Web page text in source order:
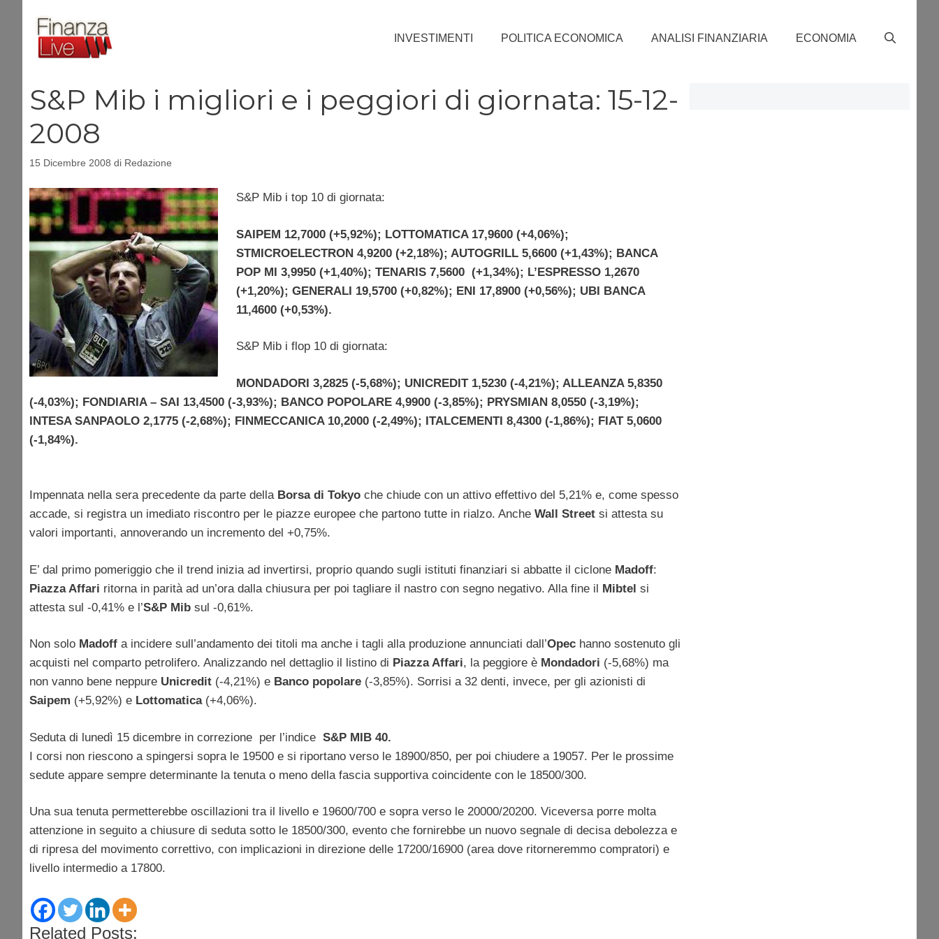
contenuto
INVESTIMENTI POLITICA ECONOMICA ANALISI FINANZIARIA ECONOMIA
S&P Mib i migliori e i peggiori di giornata: 15-12-
2008
15 Dicembre 2008 di Redazione
S&P Mib i top 10 di giornata:
SAIPEM 12,7000 (+5,92%); LOTTOMATICA 17,9600 (+4,06%);
STMICROELECTRON 4,9200 (+2,18%); AUTOGRILL 5,6600 (+1,43%); BANCA
POP MI 3,9950 (+1,40%); TENARIS 7,5600 (+1,34%); L’ESPRESSO 1,2670
(+1,20%); GENERALI 19,5700 (+0,82%); ENI 17,8900 (+0,56%); UBI BANCA
11,4600 (+0,53%).
S&P Mib i flop 10 di giornata:
MONDADORI 3,2825 (-5,68%); UNICREDIT 1,5230 (-4,21%); ALLEANZA 5,8350
(-4,03%); FONDIARIA – SAI 13,4500 (-3,93%); BANCO POPOLARE 4,9900 (-3,85%); PRYSMIAN 8,0550 (-3,19%);
INTESA SANPAOLO 2,1775 (-2,68%); FINMECCANICA 10,2000 (-2,49%); ITALCEMENTI 8,4300 (-1,86%); FIAT 5,0600
(-1,84%).
Impennata nella sera precedente da parte della Borsa di Tokyo che chiude con un attivo effettivo del 5,21% e, come spesso
accade, si registra un imediato riscontro per le piazze europee che partono tutte in rialzo. Anche Wall Street si attesta su
valori importanti, annoverando un incremento del +0,75%.
E’ dal primo pomeriggio che il trend inizia ad invertirsi, proprio quando sugli istituti finanziari si abbatte il ciclone Madoff:
Piazza Affari ritorna in parità ad un’ora dalla chiusura per poi tagliare il nastro con segno negativo. Alla fine il Mibtel si
attesta sul -0,41% e l’S&P Mib sul -0,61%.
Non solo Madoff a incidere sull’andamento dei titoli ma anche i tagli alla produzione annunciati dall’Opec hanno sostenuto gli
acquisti nel comparto petrolifero. Analizzando nel dettaglio il listino di Piazza Affari, la peggiore è Mondadori (-5,68%) ma
non vanno bene neppure Unicredit (-4,21%) e Banco popolare (-3,85%). Sorrisi a 32 denti, invece, per gli azionisti di
Saipem (+5,92%) e Lottomatica (+4,06%).
Seduta di lunedì 15 dicembre in correzione per l’indice S&P MIB 40.
I corsi non riescono a spingersi sopra le 19500 e si riportano verso le 18900/850, per poi chiudere a 19057. Per le prossime
sedute appare sempre determinante la tenuta o meno della fascia supportiva coincidente con le 18500/300.
Una sua tenuta permetterebbe oscillazioni tra il livello e 19600/700 e sopra verso le 20000/20200. Viceversa porre molta
attenzione in seguito a chiusure di seduta sotto le 18500/300, evento che fornirebbe un nuovo segnale di decisa debolezza e
di ripresa del movimento correttivo, con implicazioni in direzione delle 17200/16900 (area dove ritorneremmo compratori) e
livello intermedio a 17800.
Related Posts: